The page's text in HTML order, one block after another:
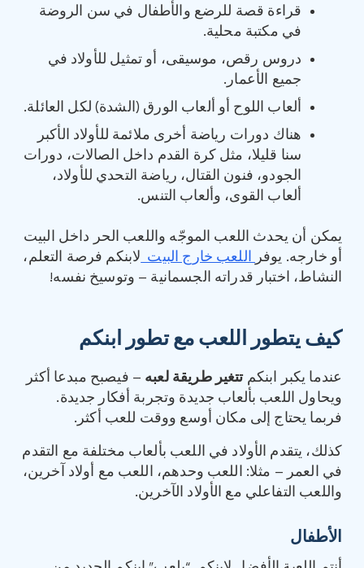
قراءة قصة للرضع والأطفال في سن الروضة
في مكتبة محلية.
دروس رقص، موسيقى، أو تمثيل للأولاد في
جميع الأعمار.
ألعاب اللوح أو ألعاب الورق (الشدة) لكل العائلة.
هناك دورات رياضة أخرى ملائمة للأولاد الأكبر
سنا قليلا، مثل كرة القدم داخل الصالات، دورات
الجودو، فنون القتال، رياضة التحدي للأولاد،
ألعاب القوى، وألعاب التنس.
يمكن أن يحدث اللعب الموجّه واللعب الحر داخل البيت
أو خارجه. يوفر اللعب خارج البيت لابنكم فرصة التعلم،
النشاط، اختبار قدراته الجسمانية – وتوسيخ نفسه!
كيف يتطور اللعب مع تطور ابنكم
عندما يكبر ابنكمتتغير طريقة لعبه – فيصبح مبدعا أكثر
ويحاول اللعب بألعاب جديدة وتجربة أفكار جديدة.
فربما يحتاج إلى مكان أوسع ووقت للعب أكثر.
كذلك، يتقدم الأولاد في اللعب بألعاب مختلفة مع التقدم
في العمر – مثلا: اللعب وحدهم، اللعب مع أولاد آخرين،
واللعب التفاعلي مع الأولاد الآخرين.
الأطفال